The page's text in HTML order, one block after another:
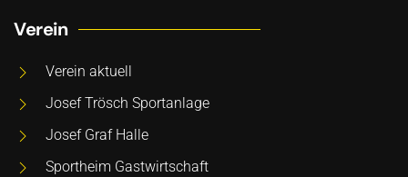
Verein
Verein aktuell
Josef Trösch Sportanlage
Josef Graf Halle
Sportheim Gastwirtschaft